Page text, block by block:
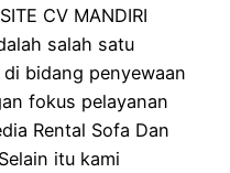
CV MANDIRI
salah satu
bidang penyewaan
fokus pelayanan
Rental Sofa Dan
itu kami